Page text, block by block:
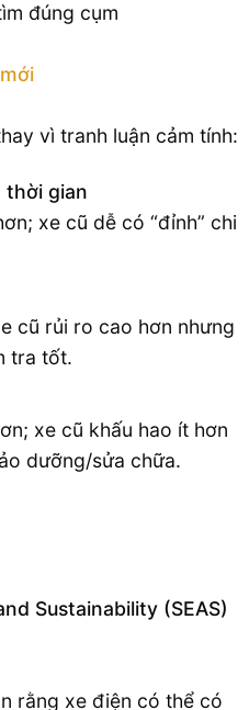
đúng cụm
vì tranh luận cảm tính:
thời gian
xe cũ dễ có “đỉnh” chi
cũ rủi ro cao hơn nhưng
tra tốt.
xe cũ khấu hao ít hơn
dưỡng/sửa chữa.
Sustainability (SEAS)
rằng xe điện có thể có